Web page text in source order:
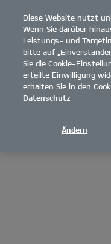
open
menu
Diese Website nutzt
Wenn Sie darüber
Leistungs- und
bitte auf
Sie die Cookie-
erteilte Einwilligung
erhalten Sie in den
Datenschutz
Ändern